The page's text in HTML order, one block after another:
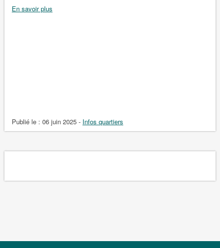
En savoir plus
Publié le : 06 juin 2025 - Infos quartiers